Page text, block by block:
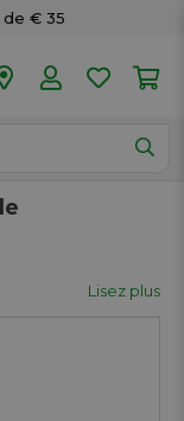
€ 35
Lisez plus